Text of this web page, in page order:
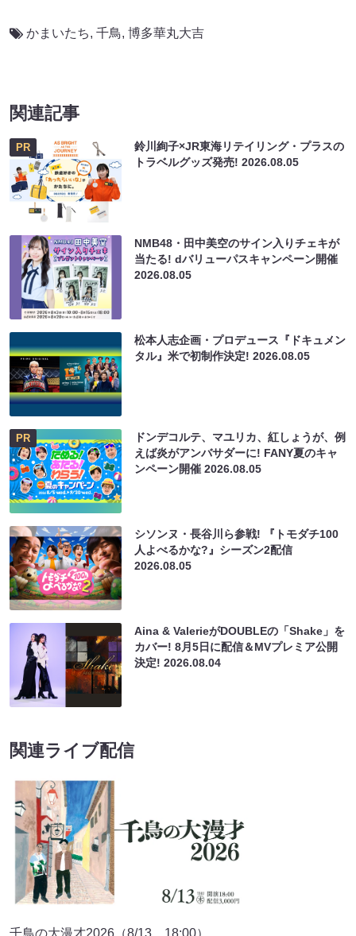
かまいたち, 千鳥, 博多華丸大吉
関連記事
PR
鈴川絢子×JR東海リテイリング・プラスの
トラベルグッズ発売!2026.08.05
NMB48・田中美空のサイン入りチェキが
当たる! dバリューパスキャンペーン開催
2026.08.05
松本人志企画・プロデュース『ドキュメン
タル』米で初制作決定!2026.08.05
PR
ドンデコルテ、マユリカ、紅しょうが、例
えば炎がアンバサダーに! FANY夏のキャ
ンペーン開催2026.08.05
シソンヌ・長谷川ら参戦! 『トモダチ100
人よべるかな?』シーズン2配信
2026.08.05
Aina & ValerieがDOUBLEの「Shake」を
カバー! 8月5日に配信＆MVプレミア公開
決定!2026.08.04
関連ライブ配信
千鳥の大漫才2026（8/13 18:00）